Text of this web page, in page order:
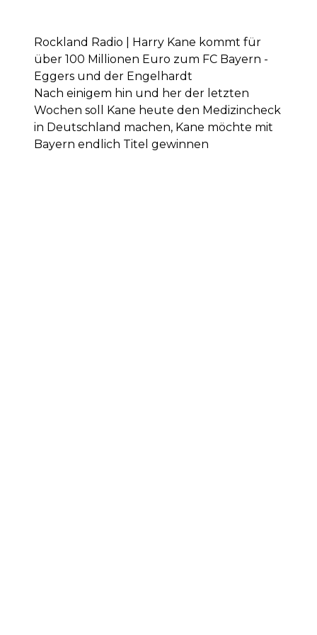
Rockland Radio | Harry Kane kommt für
über 100 Millionen Euro zum FC Bayern -
Eggers und der Engelhardt
Nach einigem hin und her der letzten
Wochen soll Kane heute den Medizincheck
in Deutschland machen, Kane möchte mit
Bayern endlich Titel gewinnen